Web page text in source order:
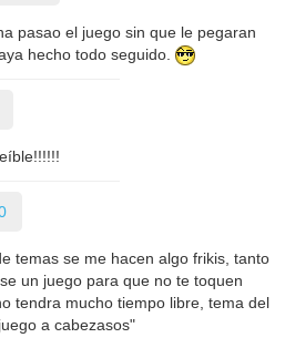
pasao el juego sin que le pegaran
hecho todo seguido.
temas se me hacen algo frikis, tanto
un juego para que no te toquen
tendra mucho tiempo libre, tema del
a cabezasos"